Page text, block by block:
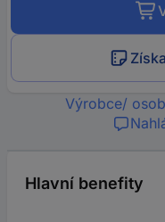
Výrobce/
Hlavní benefity